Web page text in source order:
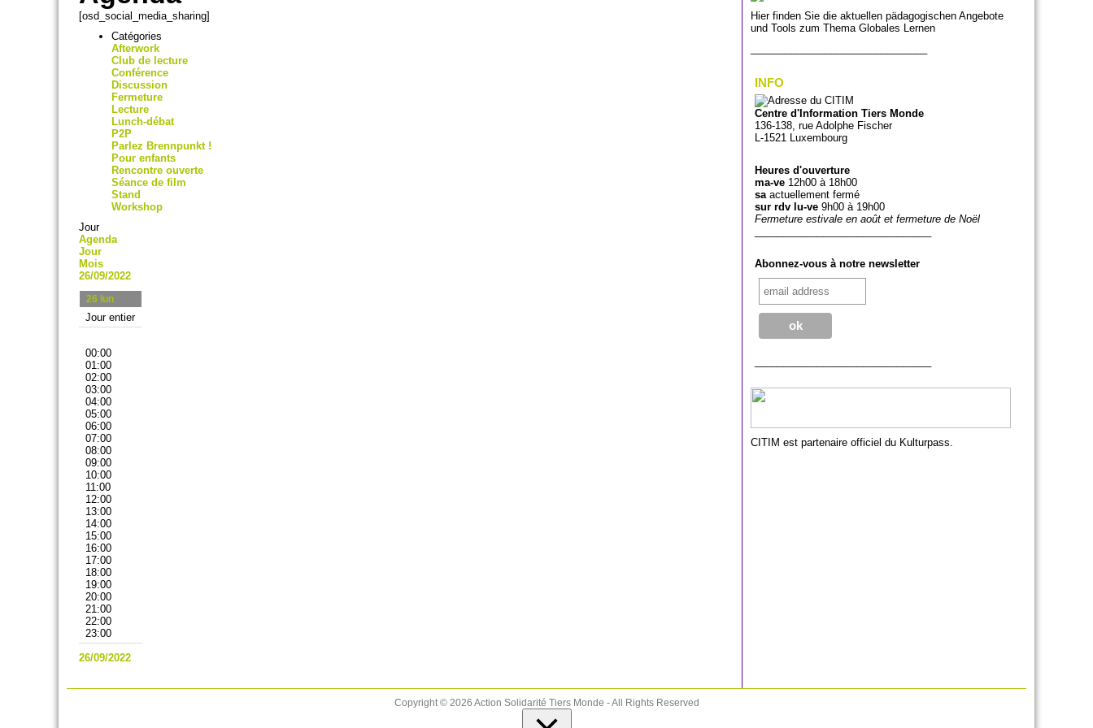
[osd_social_media_sharing]
Catégories
Afterwork
Club de lecture
Conférence
Discussion
Fermeture
Lecture
Lunch-débat
P2P
Parlez Brennpunkt !
Pour enfants
Rencontre ouverte
Séance de film
Stand
Workshop
Jour
Agenda
Jour
Mois
26/09/2022
26 lun
Jour entier
00:00
01:00
02:00
03:00
04:00
05:00
06:00
07:00
08:00
09:00
10:00
11:00
12:00
13:00
14:00
15:00
16:00
17:00
18:00
19:00
20:00
21:00
22:00
23:00
26/09/2022
Hier finden Sie die aktuellen pädagogischen Angebote
und Tools zum Thema Globales Lernen
INFO
Centre d'Information Tiers Monde
136-138, rue Adolphe Fischer
L-1521 Luxembourg
Heures d'ouverture
ma-ve 12h00 à 18h00
saactuellement fermé
sur rdv lu-ve 9h00 à 19h00
Fermeture estivale en août et fermeture de Noël
Abonnez-vous à notre newsletter
CITIM est partenaire officiel du Kulturpass.
Copyright © 2026 Action Solidarité Tiers Monde - All Rights Reserved